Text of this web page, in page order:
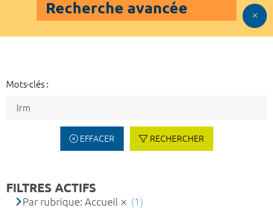
Recherche avancée
Mots-clés :
EFFACER RECHERCHER
FILTRES ACTIFS
Par rubrique: Accueil (1)